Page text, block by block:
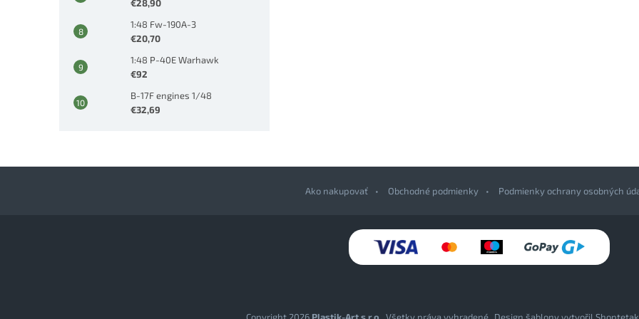
€28,90
1:48 Fw-190A-3
€20,70
1:48 P-40E Warhawk
€92
B-17F engines 1/48
€32,69
Ako nakupovať Obchodné podmienky Podmienky ochrany osobných